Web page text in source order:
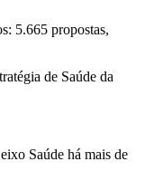
5.665 propostas,
de Saúde da
Saúde há mais de